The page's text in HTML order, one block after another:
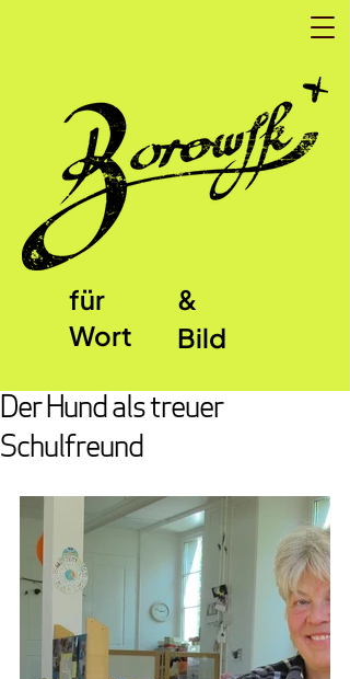
für
Wort
&
Bild
Der Hund als treuer
Schulfreund